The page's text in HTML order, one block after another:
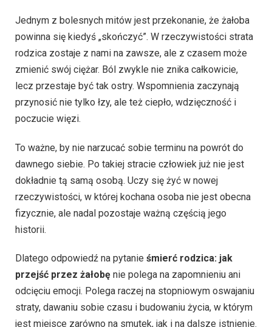
Jednym z bolesnych mitów jest przekonanie, że żałoba
powinna się kiedyś „skończyć”. W rzeczywistości strata
rodzica zostaje z nami na zawsze, ale z czasem może
zmienić swój ciężar. Ból zwykle nie znika całkowicie,
lecz przestaje być tak ostry. Wspomnienia zaczynają
przynosić nie tylko łzy, ale też ciepło, wdzięczność i
poczucie więzi.
To ważne, by nie narzucać sobie terminu na powrót do
dawnego siebie. Po takiej stracie człowiek już nie jest
dokładnie tą samą osobą. Uczy się żyć w nowej
rzeczywistości, w której kochana osoba nie jest obecna
fizycznie, ale nadal pozostaje ważną częścią jego
historii.
Dlatego odpowiedź na pytanie śmierć rodzica: jak
przejść przez żałobę nie polega na zapomnieniu ani
odcięciu emocji. Polega raczej na stopniowym oswajaniu
straty, dawaniu sobie czasu i budowaniu życia, w którym
jest miejsce zarówno na smutek, jak i na dalsze istnienie.